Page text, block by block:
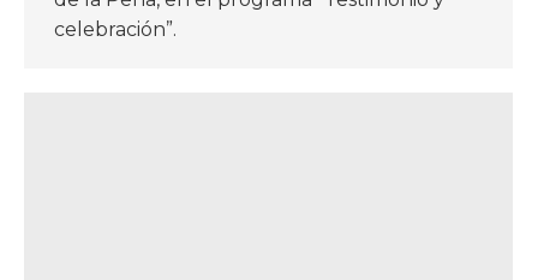
celebración”.